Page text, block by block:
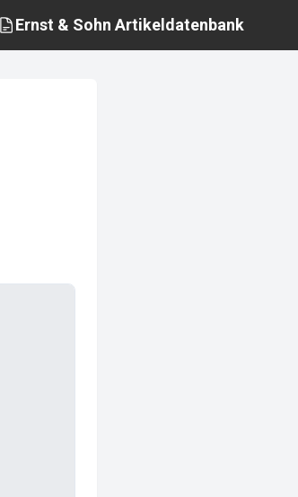
Ernst & Sohn Artikeldatenbank